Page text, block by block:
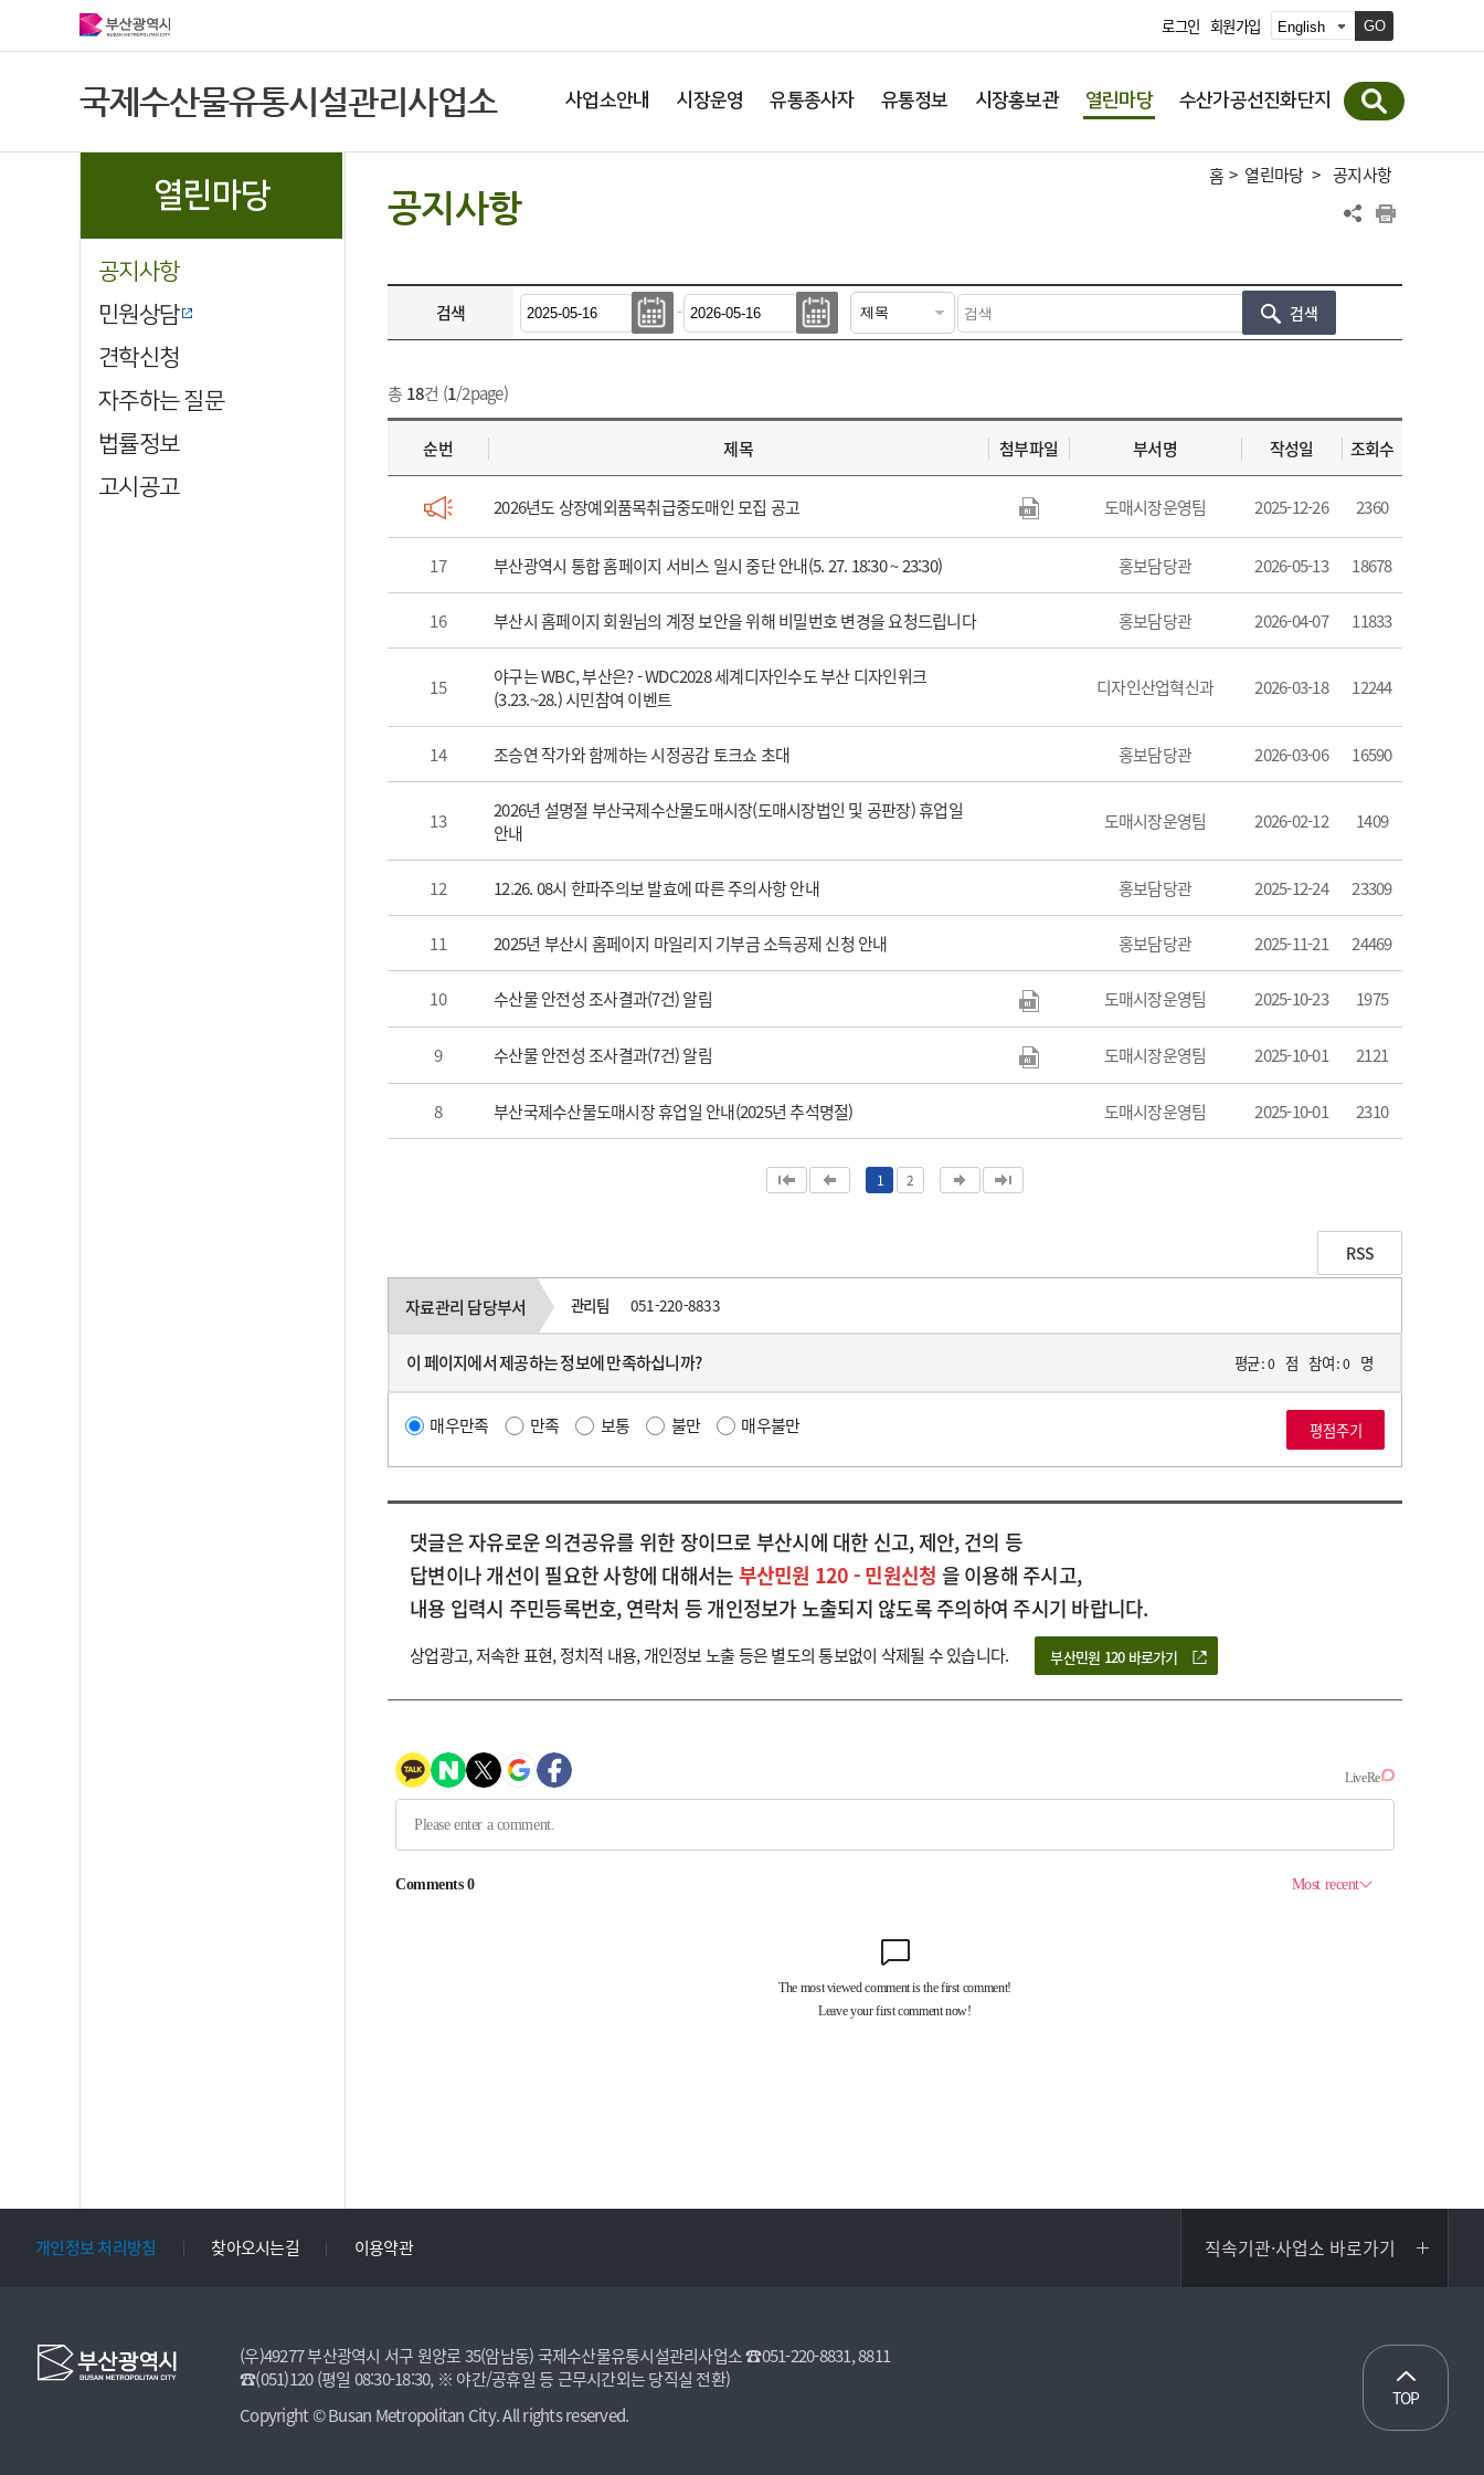
로그인 회원가입 GO
국제수산물유통시설관리사업소 사업소안내 시장운영 유통종사자 유통정보 시장홍보관 열린마당 수산가공선진화단지
열린마당
공지사항
민원상담
견학신청
자주하는 질문
법률정보
고시공고
홈 > 열린마당 > 공지사항
공지사항
검색 - 검색
총 18건 (1/2page)
순번 제목 첨부파일 부서명 작성일 조회수
2026년도 상장예외품목취급중도매인 모집 공고 도매시장운영팀 2025-12-26 2360
17 부산광역시 통합 홈페이지 서비스 일시 중단 안내(5. 27. 18:30 ~ 23:30) 홍보담당관 2026-05-13 18678
16 부산시 홈페이지 회원님의 계정 보안을 위해 비밀번호 변경을 요청드립니다 홍보담당관 2026-04-07 11833
15
야구는 WBC, 부산은? - WDC2028 세계디자인수도 부산 디자인위크
(3.23.~28.) 시민참여 이벤트
디자인산업혁신과 2026-03-18 12244
14 조승연 작가와 함께하는 시정공감 토크쇼 초대 홍보담당관 2026-03-06 16590
13
2026년 설명절 부산국제수산물도매시장(도매시장법인 및 공판장) 휴업일
안내
도매시장운영팀 2026-02-12 1409
12 12.26. 08시 한파주의보 발효에 따른 주의사항 안내 홍보담당관 2025-12-24 23309
11 2025년 부산시 홈페이지 마일리지 기부금 소득공제 신청 안내 홍보담당관 2025-11-21 24469
10 수산물 안전성 조사결과(7건) 알림 도매시장운영팀 2025-10-23 1975
9 수산물 안전성 조사결과(7건) 알림 도매시장운영팀 2025-10-01 2121
8 부산국제수산물도매시장 휴업일 안내(2025년 추석명절) 도매시장운영팀 2025-10-01 2310
1 2
RSS
자료관리 담당부서 관리팀 051-220-8833
이 페이지에서 제공하는 정보에 만족하십니까? 평균 :0 점 참여 :0 명
매우만족 만족 보통 불만 매우불만
댓글은 자유로운 의견공유를 위한 장이므로 부산시에 대한 신고, 제안, 건의 등
답변이나 개선이 필요한 사항에 대해서는부산민원 120 - 민원신청 을 이용해 주시고,
내용 입력시 주민등록번호, 연락처 등 개인정보가 노출되지 않도록 주의하여 주시기 바랍니다.
상업광고, 저속한 표현, 정치적 내용, 개인정보 노출 등은 별도의 통보없이 삭제될 수 있습니다. 부산민원 120 바로가기
개인정보 처리방침 찾아오시는길 이용약관 직속기관·사업소 바로가기
(우)49277 부산광역시 서구 원양로 35(암남동) 국제수산물유통시설관리사업소 ☎051-220-8831, 8811​
☎(051)120 (평일 08:30-18:30, ※ 야간/공휴일 등 근무시간외는 당직실 전환)
Copyright © Busan Metropolitan City. All rights reserved.
TOP